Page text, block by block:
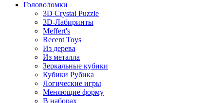
Головоломки
3D Crystal Puzzle
3D-Лабиринты
Meffert's
Recent Toys
Из дерева
Из металла
Зеркальные кубики
Кубики Рубика
Логические игры
Меняющие форму
В наборах